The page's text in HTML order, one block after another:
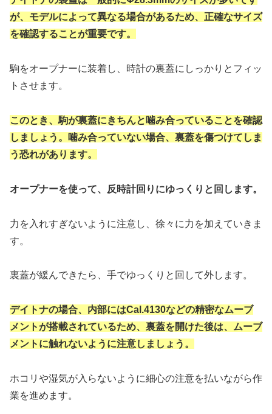
が、モデルによって異なる場合があるため、正確なサイズ
を確認することが重要です。
駒をオープナーに装着し、時計の裏蓋にしっかりとフィッ
トさせます。
このとき、駒が裏蓋にきちんと噛み合っていることを確認
しましょう。噛み合っていない場合、裏蓋を傷つけてしま
う恐れがあります。
オープナーを使って、反時計回りにゆっくりと回します。
力を入れすぎないように注意し、徐々に力を加えていきま
す。
裏蓋が緩んできたら、手でゆっくりと回して外します。
デイトナの場合、内部にはCal.4130などの精密なムーブ
メントが搭載されているため、裏蓋を開けた後は、ムーブ
メントに触れないように注意しましょう。
ホコリや湿気が入らないように細心の注意を払いながら作
業を進めます。